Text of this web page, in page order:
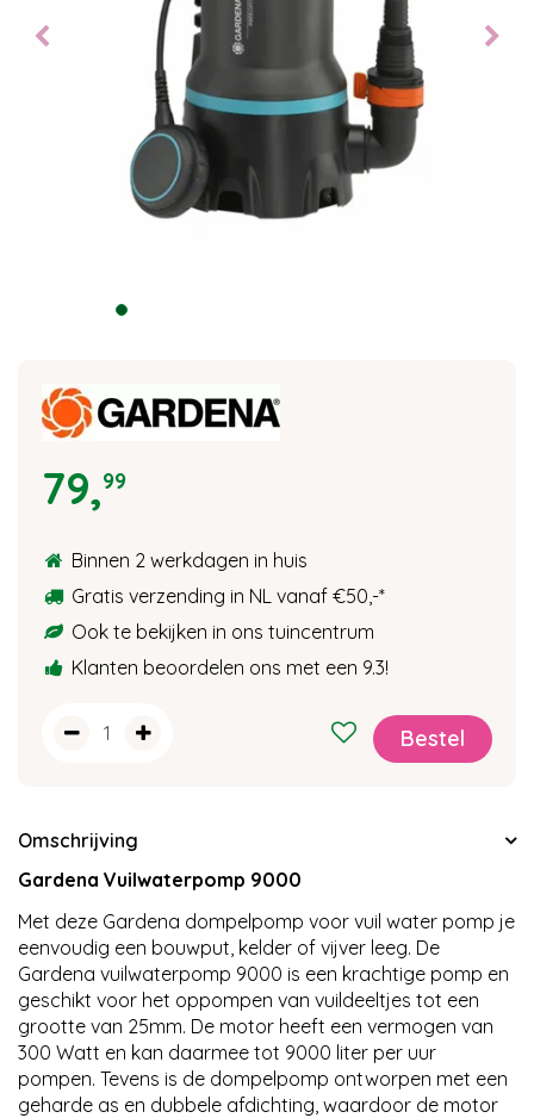
79,99
Binnen 2 werkdagen in huis
Gratis verzending in NL vanaf €50,-*
Ook te bekijken in ons tuincentrum
Klanten beoordelen ons met een 9.3!
Omschrijving
Gardena Vuilwaterpomp 9000
Met deze Gardena dompelpomp voor vuil water pomp je
eenvoudig een bouwput, kelder of vijver leeg. De
Gardena vuilwaterpomp 9000 is een krachtige pomp en
geschikt voor het oppompen van vuildeeltjes tot een
grootte van 25mm. De motor heeft een vermogen van
300 Watt en kan daarmee tot 9000 liter per uur
pompen. Tevens is de dompelpomp ontworpen met een
geharde as en dubbele afdichting, waardoor de motor